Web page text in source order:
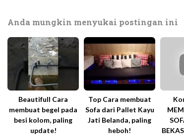
Anda mungkin menyukai postingan ini
Beautifull Cara
membuat begel pada
besi kolom, paling
update!
Top Cara membuat
Sofa dari Pallet Kayu
Jati Belanda, paling
heboh!